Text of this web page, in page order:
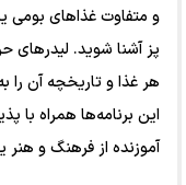
و متفاوت غذاهای بومی
پز آشنا شوید.
هر غذا و تاریخچه آن
این برنامه‌ها همراه با
آموزنده از فرهنگ و هنر